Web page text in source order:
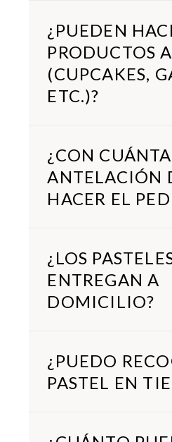
¿PUEDEN
PRODUCTOS
(CUPCAKES,
ETC.)?
¿CON CUÁNTA
ANTELACIÓN
HACER EL
¿LOS
ENTREGAN A
DOMICILIO?
¿PUEDO
PASTEL EN